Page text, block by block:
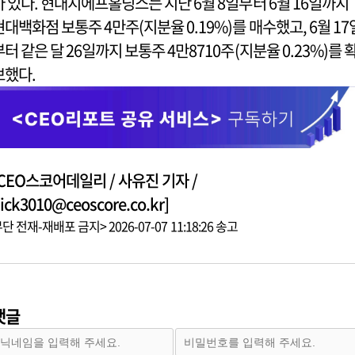
대백화점 보통주 4만주(지분율 0.19%)를 매수했고, 6월 17
터 같은 달 26일까지 보통주 4만8710주(지분율 0.23%)를
했다.
스코어데일리 / 사유진 기자 /
전재-재배포 금지> 2026-07-07 11:18:26 송고
글